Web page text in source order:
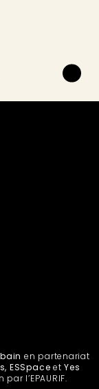
en partenariat
ESSpaceetYes
l’EPAURIF.